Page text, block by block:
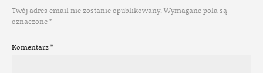
Twój adres email nie zostanie opublikowany.Wymagane pola są
oznaczone*
Komentarz*